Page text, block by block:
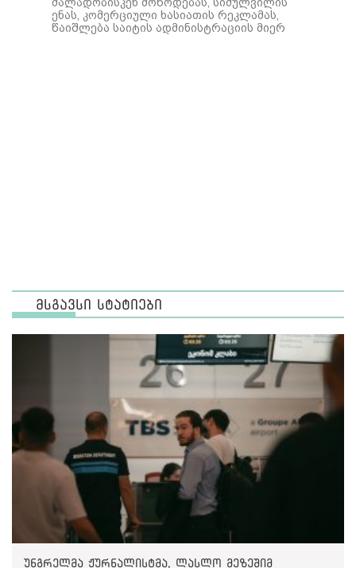
ენას, კომერციული ხასიათის რეკლამას,
წაიშლება საიტის ადმინისტრაციის მიერ
მსგავსი სტატიები
უნგრელმა ჟურნალისტმა, ლასლო მეზეშიმ